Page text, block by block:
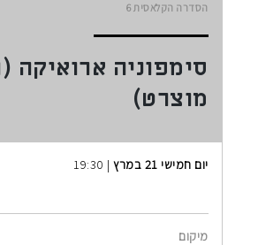
הסדרה הקלאסית6
סימפוניה ארואיקה
מוצרט)
יום חמישי 21 במרץ | 19:30
מיקום